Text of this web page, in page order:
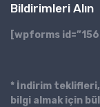
Bildirimleri Alın
[wpforms
* İndirim teklifleri,
bilgi almak için